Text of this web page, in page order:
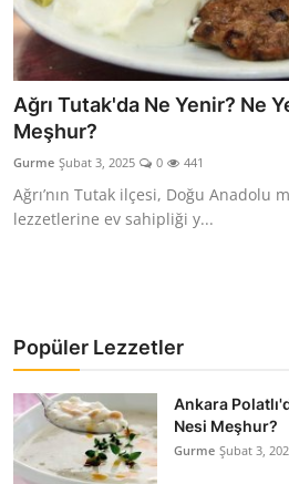
Şehirler
Helal Gıda & Dini Hükümler
Gıda Güvenliği & Bilimi
Kalori & Diyet Rehberi
Mutfak Püf Noktaları & İpuçları
İçecek Kültürü & Barista
Yöresel Tarifler & Ev Yemekleri
Gıda Güvenliği & Sağlık
Ağrı Tutak'da Ne Yenir? Ne
Meşhur?
Gurme Şubat 3, 2025 0 441
Ağrı’nın Tutak ilçesi, Doğu Anadolu
lezzetlerine ev sahipliği y...
Popüler Lezzetler
Ankara
Nesi Meşhur?
Gurme Şubat 3,